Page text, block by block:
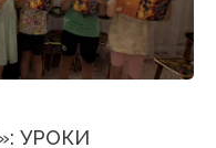
УРОКИ